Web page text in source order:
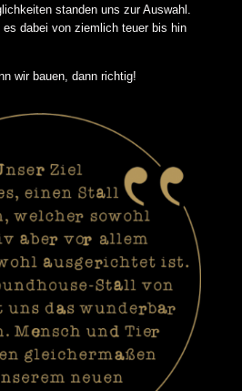
standen uns zur Auswahl.
es dabei von ziemlich teuer bis hin
wir bauen, dann richtig!